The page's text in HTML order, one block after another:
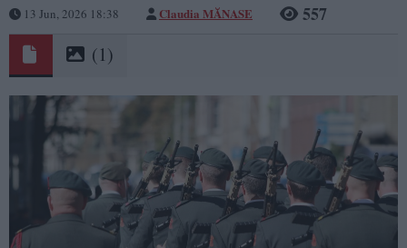
13 Jun, 2026 18:38 Claudia MĂNASE 557
(1)